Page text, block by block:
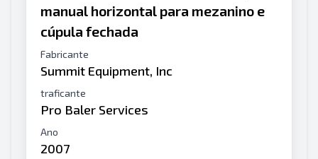
manual horizontal para mezanino e
cúpula fechada
Fabricante
Summit Equipment, Inc
traficante
Pro Baler Services
Ano
2007